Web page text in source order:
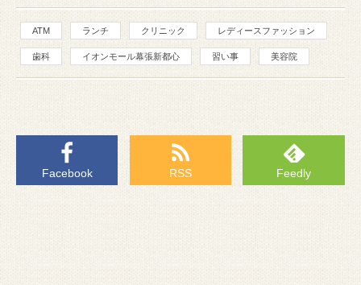
ATM ランチ クリニック レディースファッション
歯科 イオンモール幕張新都心 習い事 美容院
Facebook RSS Feedly